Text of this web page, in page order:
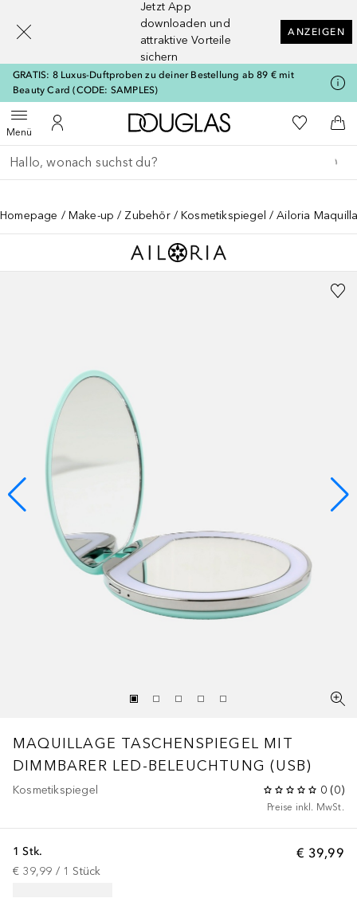
Jetzt App
downloaden und
attraktive Vorteile
sichern
ANZEIGEN
GRATIS: 8 Luxus-Duftproben zu deiner Bestellung ab 89 € mit
Beauty Card (CODE: SAMPLES)
MenüMenü öffnenZu Meinem Kundenkonto
Zur Douglas Startseite
Zu Meiner
Gehe zurück
Suche ausführen
Homepage Make-up Zubehör Kosmetikspiegel Ailoria
MAQUILLAGE TASCHENSPIEGEL MIT
DIMMBARER LED-BELEUCHTUNG (USB)
Kosmetikspiegel 0 (0)
Preise inkl. MwSt.
€ 39,99
1 Stk.
€ 39,99 / 1 Stück
[navigation.slideout.screenreader]